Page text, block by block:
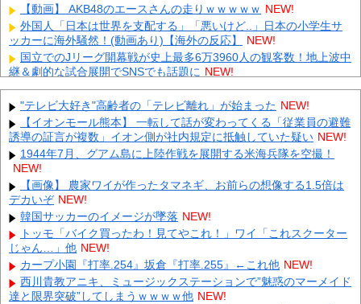
【動画】 AKB48のエースさんの走りｗｗｗｗｗ NEW!
外国人「日本は世界を支配する」「悪いけど..」日本の小学生サ
ッカーに海外騒然！(動画あり)【海外の反応】
NEW!
国立でのJリーグ開幕戦が史上最多6万3960人の観客数！地上波中
継＆劇的な試合展開でSNSでも話題に NEW!
【衝撃】中居正広さん、がん公表後の激やせ姿がヤバすぎる…
【画像】 他 NEW!
店員or客と仲良くなったことありますか？ 他 NEW!
【にじさんじ】七瀬、動物園でアシカに水をかけられビショビシ
ョに→たまこ爆笑 他 NEW!
【疑問】周年で書庫リセット来る？過去データから見えた結論 他
NEW!
シカホワ村上、特大25号ホームラン！！！ 他
【悲報】 夏のピーク、もう終わってたｗｗｗｗｗ
【緊急】 今の若者に急増している『コレ』依存、めちゃくちゃ深
刻な模様w w w w w w w w w w
Powered by livedoor 相互RSS
"テレビ大好き"高齢者の「テレビ離れ」が始まった NEW!
【イオンモール熊本】 一転して話が変わってくる「従業員の避難
誘導の証言が複数」イオン側が社内規定に抵触していた疑い NEW!
1944年7月、グアム島に上陸作戦を展開する米海兵隊を空撮！
NEW!
【画像】 農家ワイが作ったタマネギ、お前らの想像する1.5倍は
デカいぞ NEW!
韓国サッカーのイメージが墜落 NEW!
トッモ「バイク買ったわ！見てやこれ！」ワイ「これスクーター
じゃん…」他 NEW!
カープ小園『打率.254』坂倉『打率.255』←これ他 NEW!
西川貴教アニキ、ミュージックステーションで”魅惑のマーメイド
達と限界突破”してしまうｗｗｗｗ他 NEW!